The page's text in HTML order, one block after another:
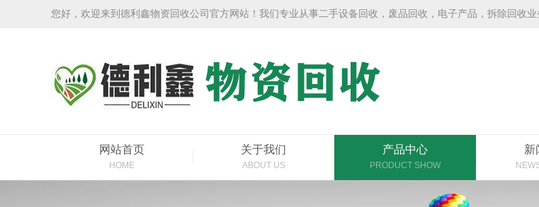
您好，欢迎来到德利鑫物资回收公司官方网站！我们专业从事二手设备回收，废品回收，电子产品，拆除回收业
网站首页
HOME
关于我们
ABOUT US
产品中心
PRODUCT SHOW
新